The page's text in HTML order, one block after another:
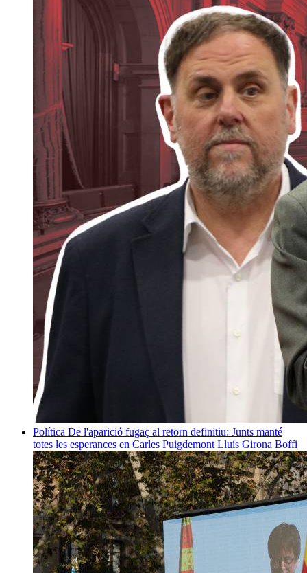
Política De l'aparició fugaç al retorn definitiu: Junts manté
totes les esperances en Carles Puigdemont Lluís Girona Boffi